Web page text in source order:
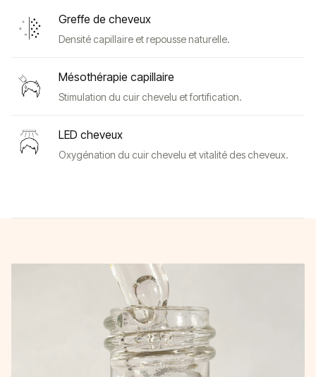
Greffe de cheveux
Densité capillaire et repousse naturelle.
Mésothérapie capillaire
Stimulation du cuir chevelu et fortification.
LED cheveux
Oxygénation du cuir chevelu et vitalité des cheveux.